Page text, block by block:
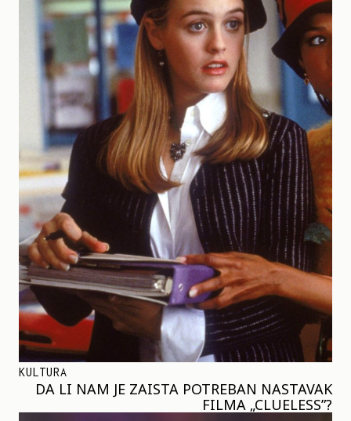
KULTURA
DA LI NAM JE ZAISTA POTREBAN NASTAVAK
FILMA „CLUELESS”?